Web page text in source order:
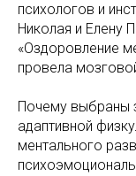
психологов и
Николая и Елену
«Оздоровление
провела
Почему выбраны
адаптивной
ментального